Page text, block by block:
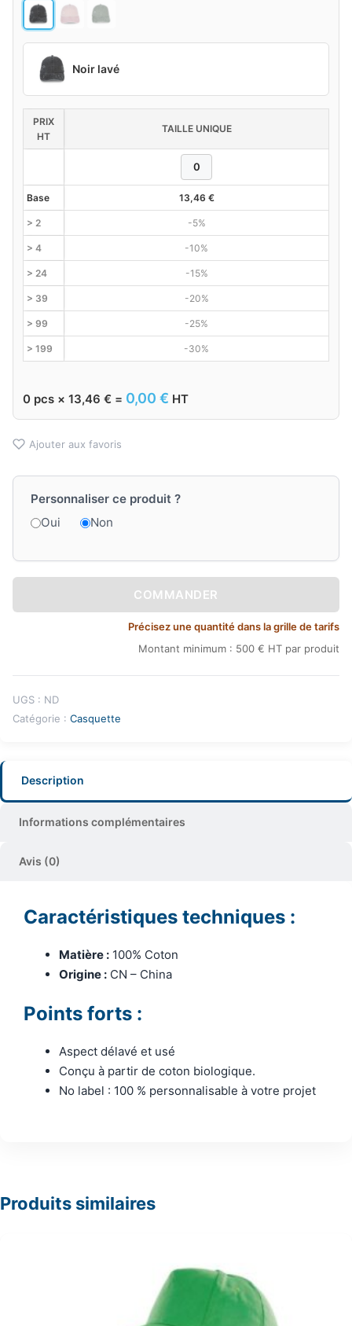
Noir lavé
PRIX
HT
TAILLE UNIQUE
Base 13,46 €
> 2 -5%
> 4 -10%
> 24 -15%
> 39 -20%
> 99 -25%
> 199 -30%
0 pcs × 13,46 € = 0,00 € HT
Ajouter aux favoris
Personnaliser ce produit ?
Oui
Non
COMMANDER
Précisez une quantité dans la grille de tarifs
Montant minimum : 500 € HT par produit
UGS : ND
Catégorie : Casquette
Description
Informations complémentaires
Avis (0)
Caractéristiques techniques :
Matière : 100% Coton
Origine : CN – China
Points forts :
Aspect délavé et usé
Conçu à partir de coton biologique.
No label : 100 % personnalisable à votre projet
Produits similaires